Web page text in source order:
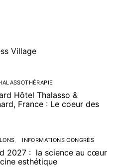
Village
Hôtel Thalasso &
France : Le coeur des
INFORMATIONS CONGRÈS
2027 : la science au cœur
esthétique